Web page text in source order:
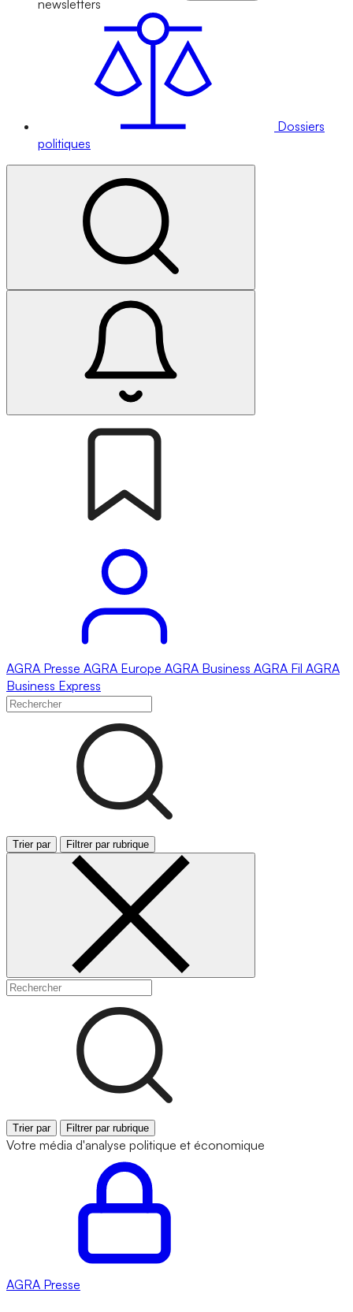
newsletters
Dossiers
politiques
AGRA Presse AGRA Europe AGRA Business AGRA Fil AGRA
Business Express
Trier par Filtrer par rubrique
Trier par Filtrer par rubrique
Votre média d'analyse politique et économique
AGRA Presse